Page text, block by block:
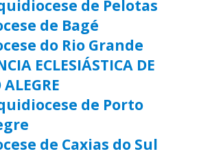
de Pelotas
de Bagé
do Rio Grande
ECLESIÁSTICA DE
ALEGRE
de Porto
de Caxias do Sul